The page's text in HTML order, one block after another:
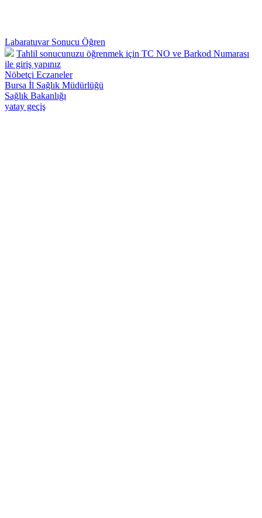
Labaratuvar Sonucu Öğren
Tahlil sonucunuzu öğrenmek için TC NO ve Barkod Numarası
ile giriş yapınız
Nöbetçi Eczaneler
Bursa İl Sağlık Müdürlüğü
Sağlık Bakanlığı
yatay geçiş